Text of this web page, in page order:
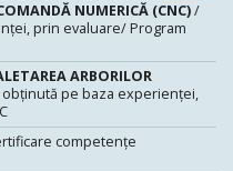
NUMERICĂ (CNC)/
prin evaluare/ Program
ARBORILOR
obținută pe baza experienței,
competenţe